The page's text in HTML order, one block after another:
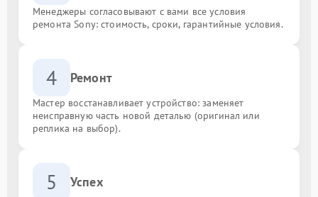
Менеджеры согласовывают с вами все условия
ремонта Sony: стоимость, сроки, гарантийные условия.
4 Ремонт
Мастер восстанавливает устройство: заменяет
неисправную часть новой деталью (оригинал или
реплика на выбор).
5 Успех